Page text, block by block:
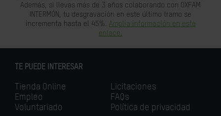
Además, si llevas más de 3 años colaborando con OXFAM
INTERMÓN, tu desgravación en este último tramo se
incrementa hasta el 45%. Amplia información en este
enlace.
TE PUEDE INTERESAR
Tienda Online
Empleo
Voluntariado
Licitaciones
FAQs
Política de privacidad